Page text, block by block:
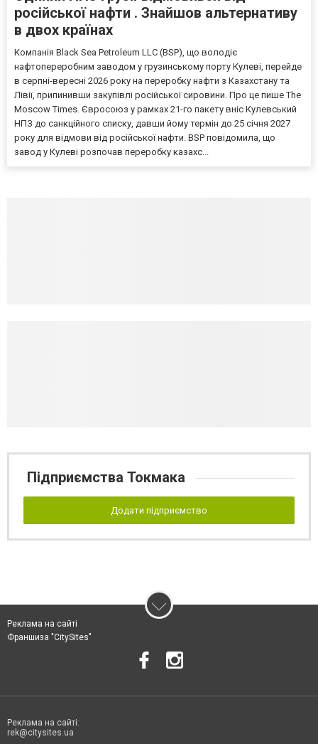
російської нафти . Знайшов альтернативу
в двох країнах
Компанія Black Sea Petroleum LLC (BSP), що володіє
нафтопереробним заводом у грузинському порту Кулеві, перейде
в серпні-вересні 2026 року на переробку нафти з Казахстану та
Лівії, припинивши закупівлі російської сировини. Про це пише The
Moscow Times. Євросоюз у рамках 21-го пакету вніс Кулевський
НПЗ до санкційного списку, давши йому термін до 25 січня 2027
року для відмови від російської нафти. BSP повідомила, що
завод у Кулеві розпочав переробку казахс...
Підприємства Токмака
Додати підприємство
Реклама на сайті
Франшиза "CitySites"
Реклама на сайті:
rek@citysites.ua